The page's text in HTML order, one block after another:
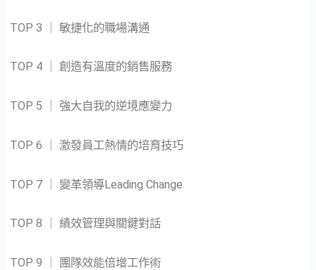
TOP 3 ｜ 敏捷化的職場溝通
TOP 4 ｜ 創造有溫度的銷售服務
TOP 5 ｜ 強大自我的逆境應變力
TOP 6 ｜ 激發員工熱情的培育技巧
TOP 7 ｜ 變革領導Leading Change
TOP 8 ｜ 績效管理與關鍵對話
TOP 9 ｜ 團隊效能倍增工作術